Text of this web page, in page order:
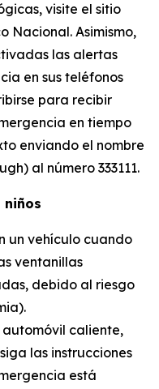
visite el sitio
Nacional. Asimismo,
las alertas
en sus teléfonos
para recibir
en tiempo
enviando el nombre
al número 333111.
niños
un vehículo cuando
ventanillas
debido al riesgo
automóvil caliente,
las instrucciones
está